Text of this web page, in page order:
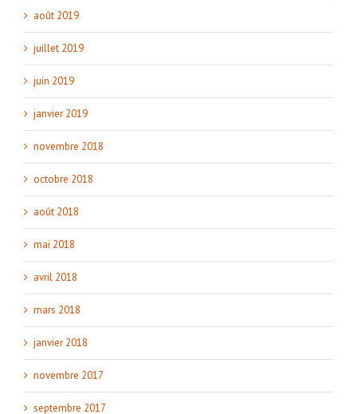
août 2019
juillet 2019
juin 2019
janvier 2019
novembre 2018
octobre 2018
août 2018
mai 2018
avril 2018
mars 2018
janvier 2018
novembre 2017
septembre 2017